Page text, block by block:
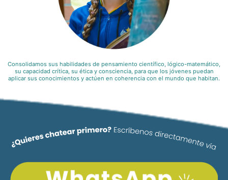
Consolidamos sus habilidades de pensamiento científico, lógico-matemático,
su capacidad crítica, su ética y consciencia, para que los jóvenes puedan
aplicar sus conocimientos y actúen en coherencia con el mundo que habitan.